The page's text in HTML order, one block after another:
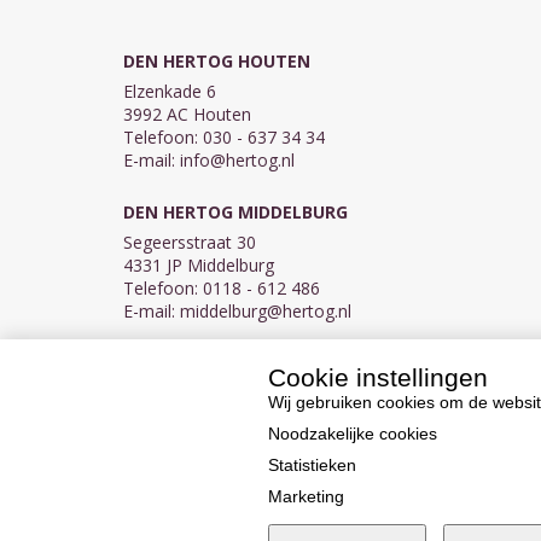
DEN HERTOG HOUTEN
Elzenkade 6
3992 AC Houten
Telefoon: 030 - 637 34 34
E-mail: info@hertog.nl
DEN HERTOG MIDDELBURG
Segeersstraat 30
4331 JP Middelburg
Telefoon: 0118 - 612 486
E-mail: middelburg@hertog.nl
BTW NL007450242B03
Cookie instellingen
Wij gebruiken cookies om de
Noodzakelijke cookies
Statistieken
Marketing